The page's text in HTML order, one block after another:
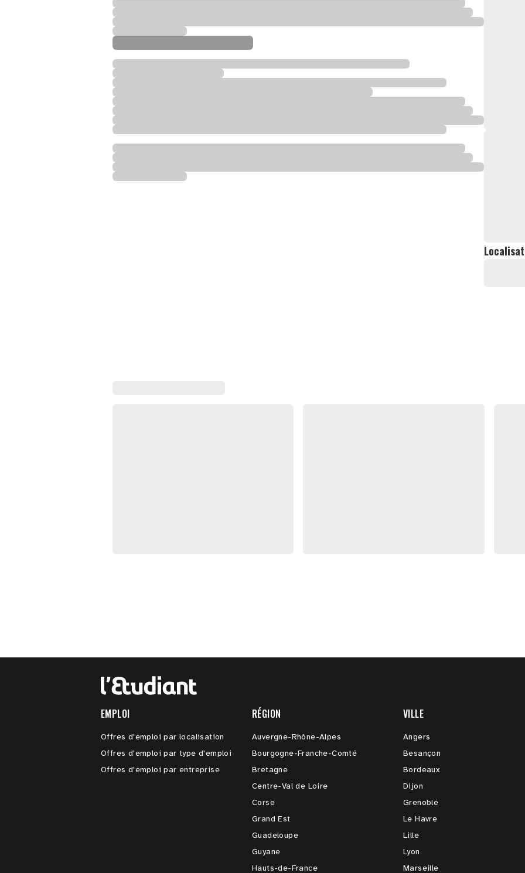
EMPLOI
Offres d'emploi par localisation
Offres d'emploi par type d'emploi
Offres d'emploi par entreprise
RÉGION
Auvergne-Rhône-Alpes
Bourgogne-Franche-Comté
Bretagne
Centre-Val de Loire
Corse
Grand Est
Guadeloupe
Guyane
Hauts-de-France
VILLE
Angers
Besançon
Bordeaux
Dijon
Grenoble
Le Havre
Lille
Lyon
Marseille